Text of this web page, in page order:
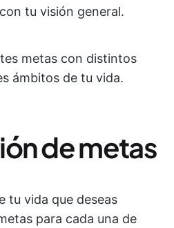
tu visión general.
metas con distintos
ámbitos de tu vida.
de metas
tu vida que deseas
para cada una de